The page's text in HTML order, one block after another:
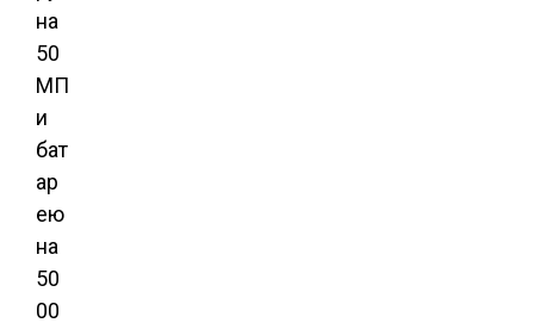
на
50
МП
и
бат
ар
ею
на
50
00